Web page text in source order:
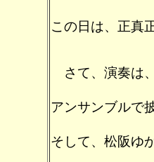
この日は、正真
さて、演奏は
アンサンブルで
そして、松阪ゆ